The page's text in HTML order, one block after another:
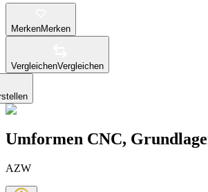
MerkenMerken
VergleichenVergleichen
Umformen CNC,
AZW